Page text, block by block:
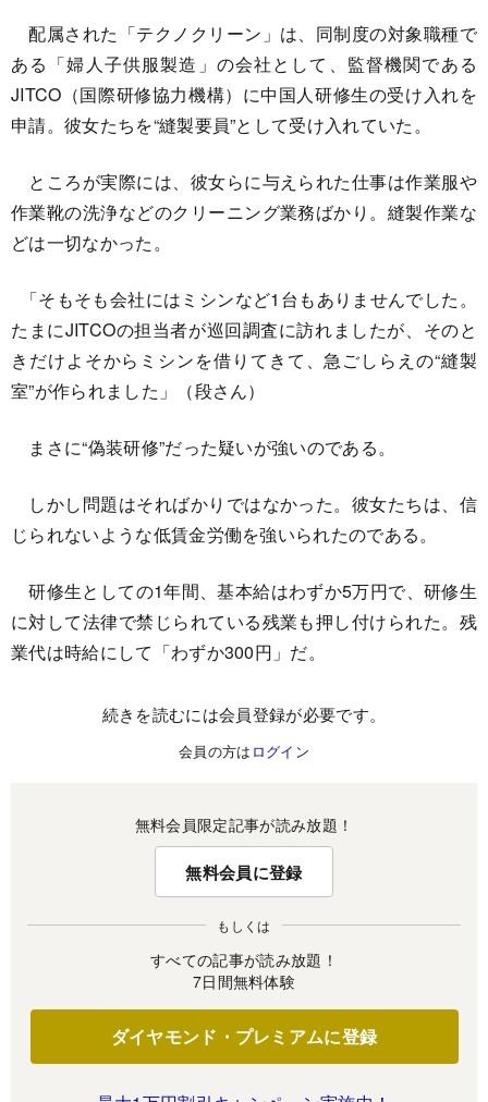
配属された「テクノクリーン」は、同制度の対象職種で
ある「婦人子供服製造」の会社として、監督機関である
JITCO（国際研修協力機構）に中国人研修生の受け入れを
申請。彼女たちを“縫製要員”として受け入れていた。
ところが実際には、彼女らに与えられた仕事は作業服や
作業靴の洗浄などのクリーニング業務ばかり。縫製作業な
どは一切なかった。
「そもそも会社にはミシンなど1台もありませんでした。
たまにJITCOの担当者が巡回調査に訪れましたが、そのと
きだけよそからミシンを借りてきて、急ごしらえの“縫製
室”が作られました」（段さん）
まさに“偽装研修”だった疑いが強いのである。
しかし問題はそればかりではなかった。彼女たちは、信
じられないような低賃金労働を強いられたのである。
研修生としての1年間、基本給はわずか5万円で、研修生
に対して法律で禁じられている残業も押し付けられた。残
業代は時給にして「わずか300円」だ。
続きを読むには会員登録が必要です。
会員の方は ログイン
無料会員限定記事が読み放題！
無料会員に登録
もしくは
すべての記事が読み放題！
7日間無料体験
ダイヤモンド・プレミアムに登録